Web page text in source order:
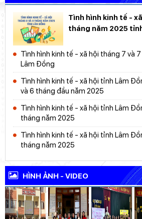
Tình hình kinh tế -
tháng năm 2025
Tình hình kinh tế - xã hội tháng 7 và
Lâm Đồng
Tình hình kinh tế - xã hội tỉnh Lâm
và 6 tháng đầu năm 2025
Tình hình kinh tế - xã hội tỉnh Lâm
tháng năm 2025
Tình hình kinh tế - xã hội tỉnh Lâm
tháng năm 2025
HÌNH ẢNH - VIDEO
Tình hình kinh tế - xã hội tháng 8 và 8 tháng năm 2025 tỉnh Lâm
Đồng
Đồng
tháng đầu năm 2025
năm 2025
tháng năm 2025
năm 2025
Tình hình kinh tế - xã hội tỉnh Lâm Đồng ước tháng 02 năm
2025
Tình hình kinh tế - xã hội tỉnh Lâm Đồng ước tháng 01 năm
2025
Tình hình kinh tế - xã hội tỉnh Lâm Đồng ước tháng 12 và năm